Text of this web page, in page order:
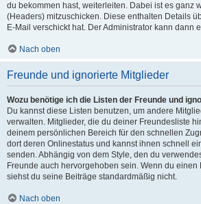
du bekommen hast, weiterleiten. Dabei ist es ganz
(Headers) mitzuschicken. Diese enthalten Details
E-Mail verschickt hat. Der Administrator kann dann
Nach oben
Freunde und ignorierte Mitglieder
Wozu benötige ich die Listen der Freunde und
Du kannst diese Listen benutzen, um andere
verwalten. Mitglieder, die du deiner Freundesliste
deinem persönlichen Bereich für den schnellen
dort deren Onlinestatus und kannst ihnen schnell
senden. Abhängig von dem Style, den du
Freunde auch hervorgehoben sein. Wenn du einen
siehst du seine Beiträge standardmäßig nicht.
Nach oben